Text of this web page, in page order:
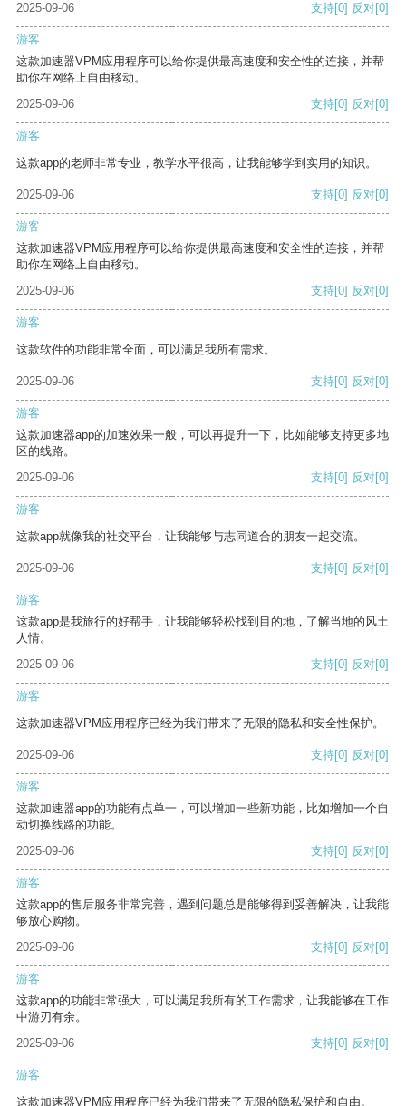
2025-09-06
支持[0] 反对[0]
游客
这款加速器VPM应用程序可以给你提供最高速度和安全性的连接，并帮
助你在网络上自由移动。
2025-09-06
支持[0] 反对[0]
游客
这款app的老师非常专业，教学水平很高，让我能够学到实用的知识。
2025-09-06 支持[0] 反对[0]
游客
这款加速器VPM应用程序可以给你提供最高速度和安全性的连接，并帮
助你在网络上自由移动。
2025-09-06
支持[0] 反对[0]
游客
这款软件的功能非常全面，可以满足我所有需求。
2025-09-06 支持[0] 反对[0]
游客
这款加速器app的加速效果一般，可以再提升一下，比如能够支持更多地
区的线路。
2025-09-06
支持[0] 反对[0]
游客
这款app就像我的社交平台，让我能够与志同道合的朋友一起交流。
2025-09-06 支持[0] 反对[0]
游客
这款app是我旅行的好帮手，让我能够轻松找到目的地，了解当地的风土
人情。
2025-09-06
支持[0] 反对[0]
游客
这款加速器VPM应用程序已经为我们带来了无限的隐私和安全性保护。
2025-09-06 支持[0] 反对[0]
游客
这款加速器app的功能有点单一，可以增加一些新功能，比如增加一个自
动切换线路的功能。
2025-09-06
支持[0] 反对[0]
游客
这款app的售后服务非常完善，遇到问题总是能够得到妥善解决，让我能
够放心购物。
2025-09-06
支持[0] 反对[0]
游客
这款app的功能非常强大，可以满足我所有的工作需求，让我能够在工作
中游刃有余。
2025-09-06
支持[0] 反对[0]
游客
这款加速器VPM应用程序已经为我们带来了无限的隐私保护和自由。